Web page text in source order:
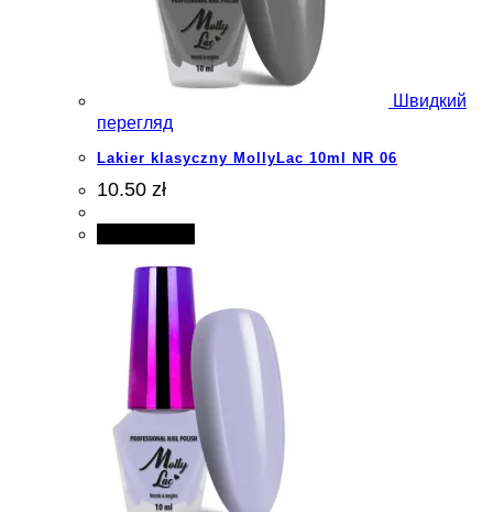
Швидкий
перегляд
Lakier klasyczny MollyLac 10ml NR 06
10.50 zł